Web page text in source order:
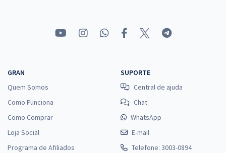
GRAN
Quem Somos
Como Funciona
Como Comprar
Loja Social
Programa de Afiliados
SUPORTE
Central de ajuda
Chat
WhatsApp
E-mail
Telefone: 3003-0894